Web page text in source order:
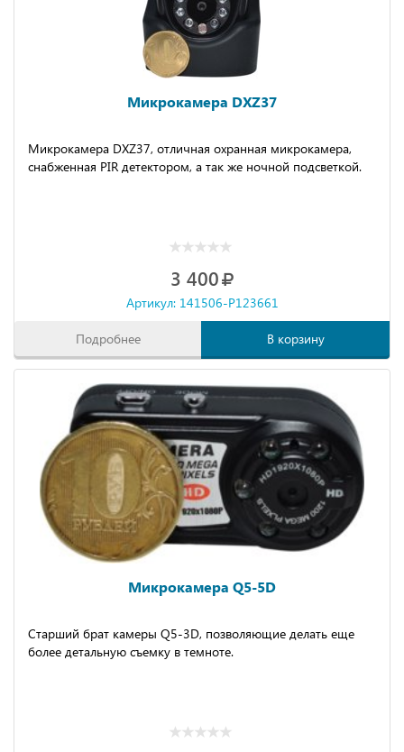
Микрокамера DXZ37
Микрокамера DXZ37, отличная охранная микрокамера,
снабженная PIR детектором, а так же ночной подсветкой.
3 400
Артикул: 141506-P123661
Подробнее В корзину
Микрокамера Q5-5D
Старший брат камеры Q5-3D, позволяющие делать еще
более детальную съемку в темноте.